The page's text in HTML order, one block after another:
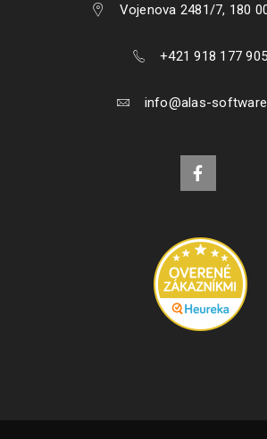
Vojenova 2481/7, 180
+421 918 177 905
info@alas-